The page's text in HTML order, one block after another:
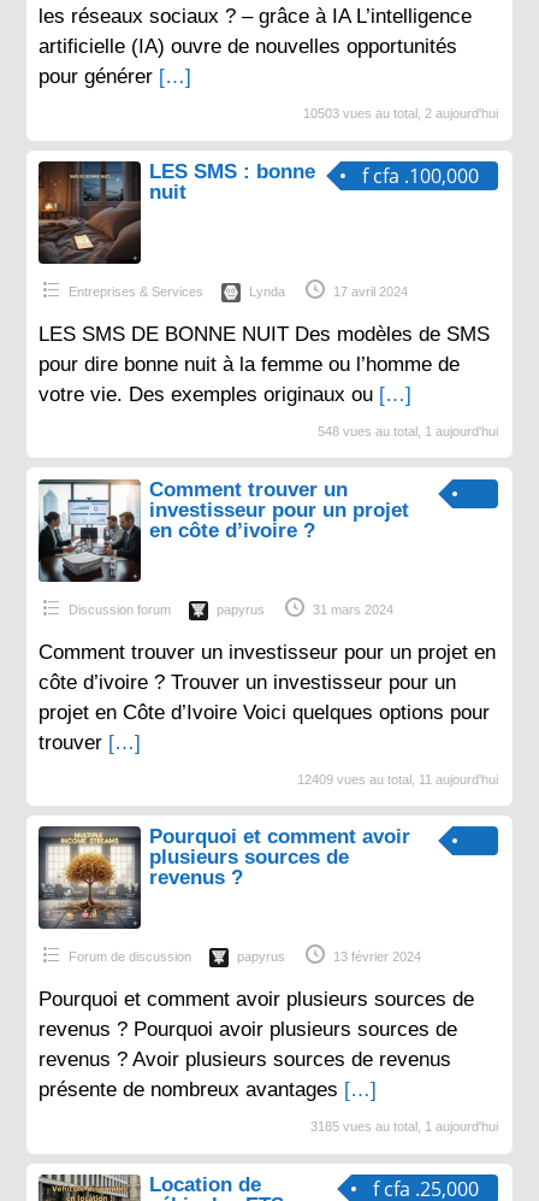
les réseaux sociaux ? – grâce à IA L’intelligence
artificielle (IA) ouvre de nouvelles opportunités
pour générer […]
10503 vues au total, 2 aujourd'hui
f cfa .100,000
LES SMS : bonne
nuit
Entreprises & Services Lynda 17 avril 2024
LES SMS DE BONNE NUIT Des modèles de SMS
pour dire bonne nuit à la femme ou l’homme de
votre vie. Des exemples originaux ou […]
548 vues au total, 1 aujourd'hui
Comment trouver un
investisseur pour un projet
en côte d’ivoire ?
Discussion forum papyrus 31 mars 2024
Comment trouver un investisseur pour un projet en
côte d’ivoire ? Trouver un investisseur pour un
projet en Côte d’Ivoire Voici quelques options pour
trouver […]
12409 vues au total, 11 aujourd'hui
Pourquoi et comment avoir
plusieurs sources de
revenus ?
Forum de discussion papyrus 13 février 2024
Pourquoi et comment avoir plusieurs sources de
revenus ? Pourquoi avoir plusieurs sources de
revenus ? Avoir plusieurs sources de revenus
présente de nombreux avantages […]
3185 vues au total, 1 aujourd'hui
f cfa .25,000
Location de